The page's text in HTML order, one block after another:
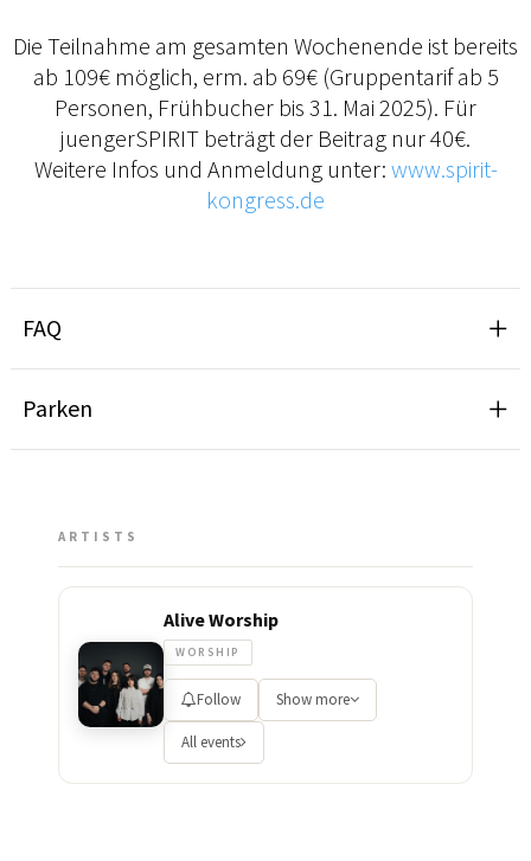
Die Teilnahme am gesamten Wochenende ist bereits
ab 109€ möglich, erm. ab 69€ (Gruppentarif ab 5
Personen, Frühbucher bis 31. Mai 2025). Für
juengerSPIRIT beträgt der Beitrag nur 40€.
Weitere Infos und Anmeldung unter: www.spirit-
kongress.de
FAQ
Parken
ARTISTS
Alive Worship
WORSHIP
Follow Show more
All events